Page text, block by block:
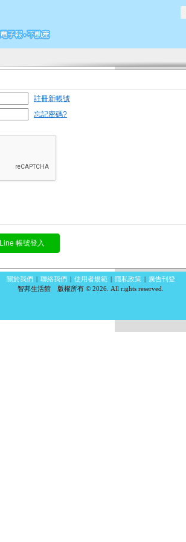
註冊新帳號
忘記密碼?
Line 帳號登入
關於我們 | 聯絡我們 | 使用者規範 | 隱私政策 | 廣告刊登
智邦生活館 版權所有 © 2026. All rights reserved.